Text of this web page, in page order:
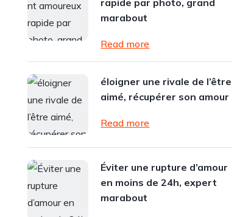
rapide par photo, grand
marabout
Read more
éloigner une rivale de l’être
aimé, récupérer son amour
Read more
Éviter une rupture d’amour
en moins de 24h, expert
marabout